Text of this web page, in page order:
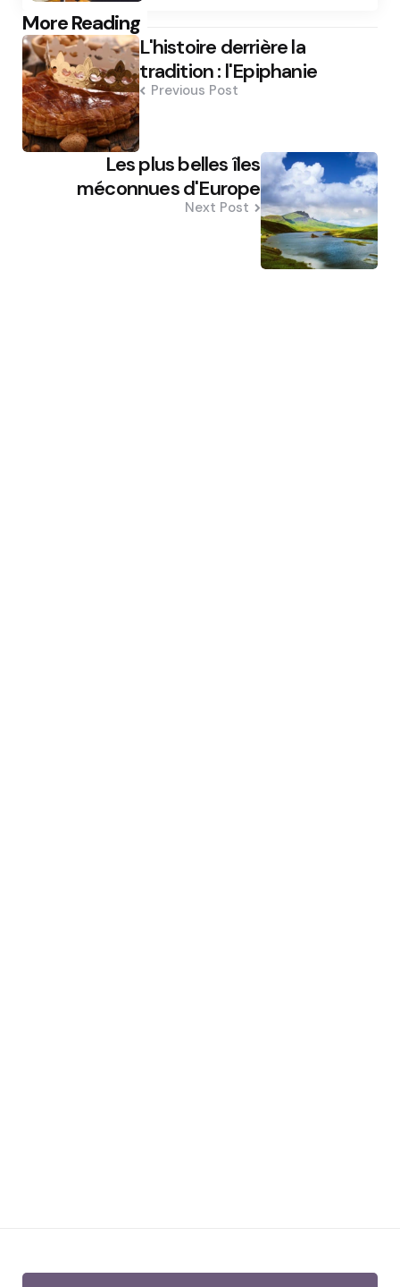
More Reading
Post
navigation L'histoire derrière la
tradition : l'Epiphanie
Previous Post
Les plus belles îles
méconnues d'Europe
Next Post